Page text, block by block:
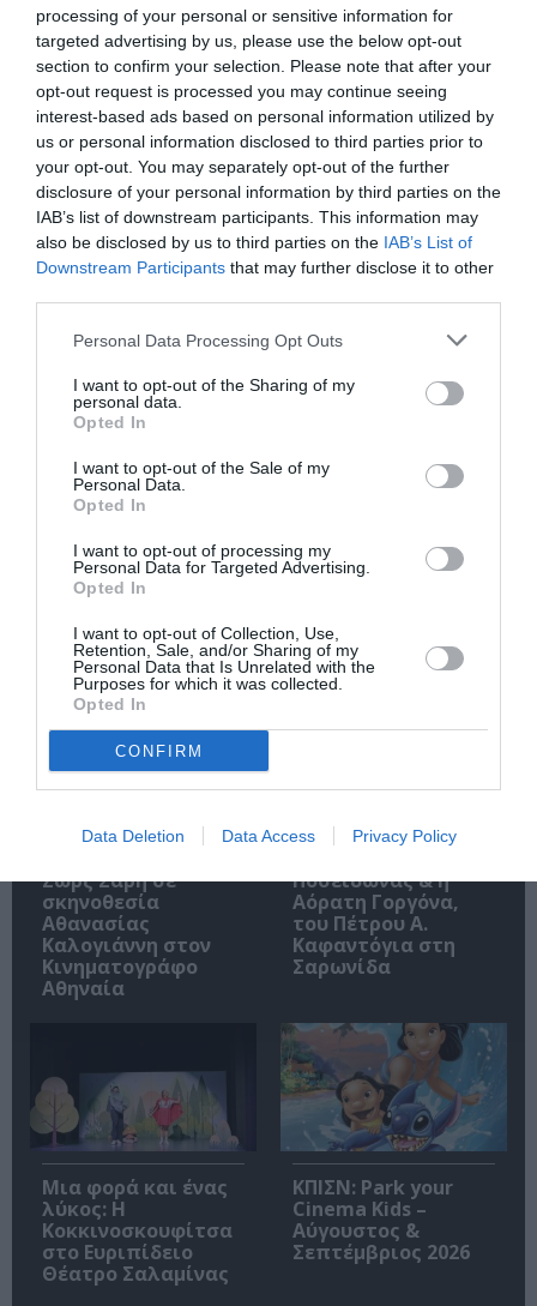
processing of your personal or sensitive information for
targeted advertising by us, please use the below opt-out
section to confirm your selection. Please note that after your
opt-out request is processed you may continue seeing
interest-based ads based on personal information utilized by
us or personal information disclosed to third parties prior to
your opt-out. You may separately opt-out of the further
disclosure of your personal information by third parties on the
IAB’s list of downstream participants. This information may
also be disclosed by us to third parties on the IAB’s List of
Downstream Participants that may further disclose it to other
Personal Data Processing Opt Outs
I want to opt-out of the Sharing of my
personal data.
Opted In
I want to opt-out of the Sale of my
Personal Data.
Opted In
I want to opt-out of processing my
Personal Data for Targeted Advertising.
Opted In
I want to opt-out of Collection, Use,
Retention, Sale, and/or Sharing of my
Personal Data that Is Unrelated with the
Purposes for which it was collected.
Opted In
CONFIRM
Data Deletion Data Access Privacy Policy
Δείτε όλα τατελευταία νέαγια την Τέχνη και τον
Πολιτισμό στοCulturenow.gr
Νέοι Διαγωνισμοί❯
Tags
ΑΛΕΚΟΣ ΦΑΣΙΑΝΟΣ ΔΡΑΣΤΗΡΙΟΤΗΤΕΣ ΓΙΑ ΠΑΙΔΙΑ
Newsletter
την Τέχνη και τον Πολιτισμό!
Σχετικά Άρθρα
Τα Στενά
Ζωρζ Σαρή σε
σκηνοθεσία
Αθανασίας
Καλογιάννη στον
Κινηματογράφο
Αθηναία
Παράξενος βυθός –
Ποσειδώνας & η
Αόρατη Γοργόνα,
του Πέτρου Α.
Καφαντόγια στη
Σαρωνίδα
Μια φορά και ένας
λύκος: Η
Κοκκινοσκουφίτσα
στο Ευριπίδειο
Θέατρο Σαλαμίνας
ΚΠΙΣΝ: Park your
Cinema Kids –
Αύγουστος &
Σεπτέμβριος 2026